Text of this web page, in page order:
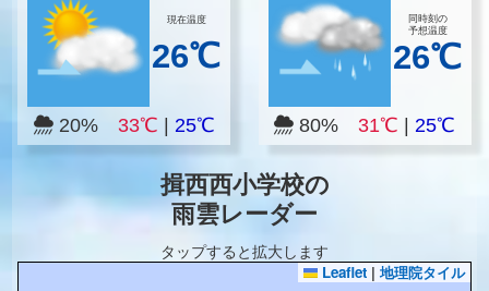
現在温度
26℃
20% 33℃ 25℃
同時刻の
予想温度
26℃
80% 31℃ |25℃
揖西西小学校の
雨雲レーダー
タップすると拡大します
Leaflet | 地理院タイル